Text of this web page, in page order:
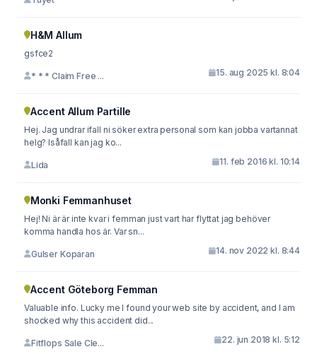
H&M Allum
gsfce2
* * * Claim Free ... 15. aug 2025 kl. 8:04
Accent Allum Partille
Hej. Jag undrar ifall ni söker extra personal som kan jobba vartannat
helg? Isåfall kan jag ko...
Lida 11. feb 2016 kl. 10:14
Monki Femmanhuset
Hej! Ni är är inte kvar i femman just vart har flyttat jag behöver
komma handla hos är. Var sn...
Gulser Koparan 14. nov 2022 kl. 8:44
Accent Göteborg Femman
Valuable info. Lucky me I found your web site by accident, and I am
shocked why this accident did...
Fitflops Sale Cle... 22. jun 2018 kl. 5:12